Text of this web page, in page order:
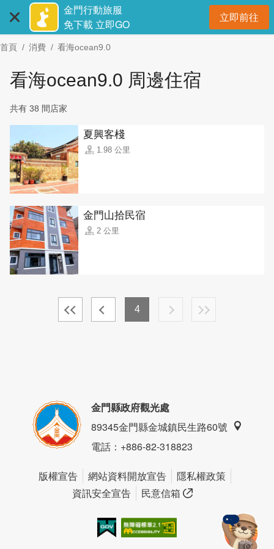
主
要
金門行動旅服
免下載 立即GO
立即前往開
首頁 消費 看海ocean9.0
看海ocean9.0 周邊住宿
共有 38 間店家
夏興客棧
1.98 公里
金門山拾民宿
2 公里
4
金門縣政府觀光處
89345金門縣金城鎮民生路60號
電話：+886-82-318823
版權宣告 網站資料開放宣告
隱私權政策
資訊安全宣告
民意信箱